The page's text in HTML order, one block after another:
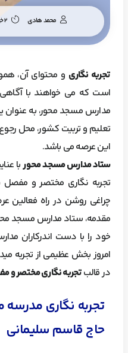
2 خرداد 1402 محمد هادی
تجربه نگاری و محتوای آن،
است که می خواهند با
مدارس مسجد محور، به عنوان
تعلیم و تربیت کشور، محل
این عرصه می باشد.
ستاد مدارس مسجد محوربا
تجربه نگاری مختصر و مفصل
چراغی روشن در راه فعالین
مقدمه، ستاد مدارس مسجد
خود را با دست اندرکاران
امروز بخش عظیمی از تجربه
در قالبتجربه نگاری مختصر و
تجربه نگاری
حاج قاسم سلیمانی